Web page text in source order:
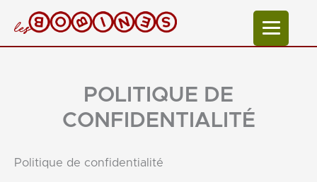
POLITIQUE DE
CONFIDENTIALITÉ
Politique de confidentialité